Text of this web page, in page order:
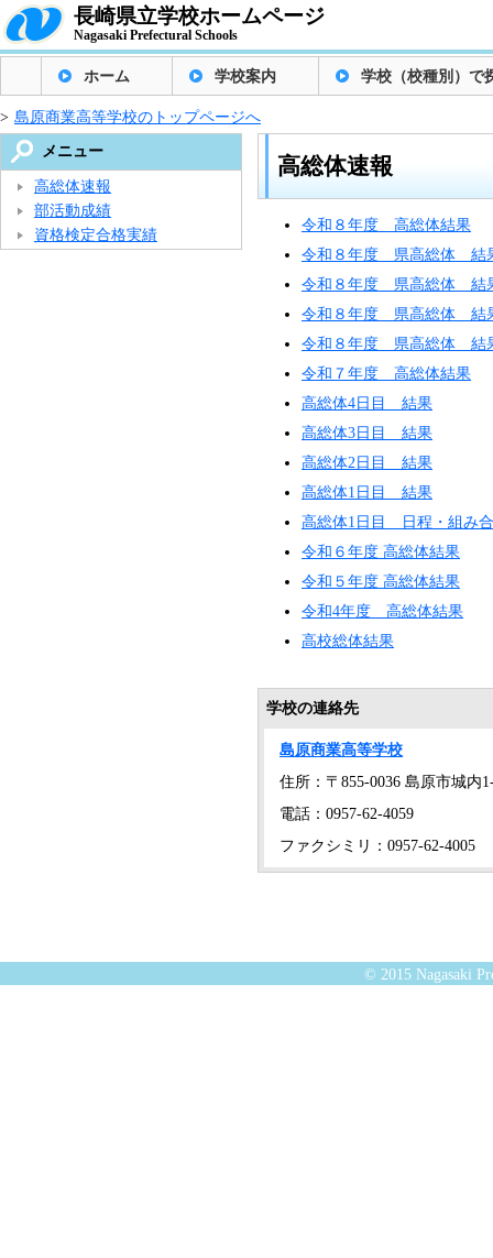
長崎県立学校ホームページ
Nagasaki Prefectural Schools
ホーム 学校案内 学校（校種別）で
> 島原商業高等学校のトップページへ
高総体速報
令和８年度 高総体結果
令和８年度 県高総体 結
令和８年度 県高総体 結
令和８年度 県高総体 結
令和８年度 県高総体 結
令和７年度 高総体結果
高総体4日目 結果
高総体3日目 結果
高総体2日目 結果
高総体1日目 結果
高総体1日目 日程・組み
令和６年度 高総体結果
令和５年度 高総体結果
令和4年度 高総体結果
高校総体結果
学校の連絡先
島原商業高等学校
住所：〒855-0036 島原市城内
電話：0957-62-4059
ファクシミリ：0957-62-4005
メニュー
高総体速報
部活動成績
資格検定合格実績
© 2015 Nagasaki